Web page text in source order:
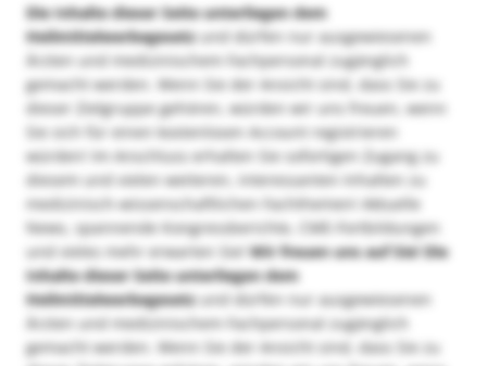
Die Inhalte dieser Seite unterliegen dem
Heilmittelwerbegesetzund dürfen nur ausgewiesenen
Ärzten und medizinischem Fachpersonal zugänglich
gemacht werden. Wenn Sie der Ansicht sind, dass Sie zu
dieser Zielgruppe gehören, würden wir uns freuen, wenn
Sie sich für einen kostenlosen Account registrieren
würden! Im Anschluss erhalten Sie sofortigen Zugang zu
diesem und vielen weiteren, interessanten Inhalten zu
medizinisch-wissenschaftlichen Fachthemen! Aktuelle
News, spannende Kongressberichte, CME-Fortbildungen
und vieles mehr erwarten Sie!Wir freuen uns auf Sie! Die
Inhalte dieser Seite unterliegen dem
Heilmittelwerbegesetzund dürfen nur ausgewiesenen
Ärzten und medizinischem Fachpersonal zugänglich
gemacht werden. Wenn Sie der Ansicht sind, dass Sie zu